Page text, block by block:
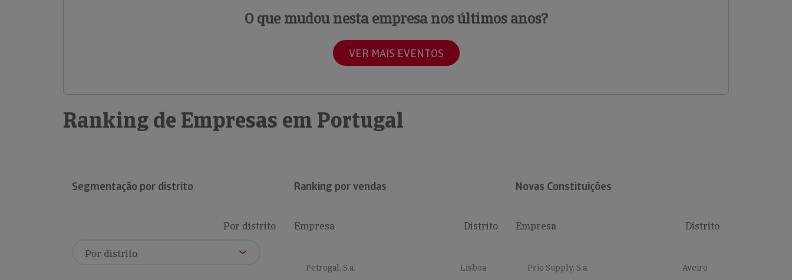
O que mudou nesta empresa nos últimos anos?
VER MAIS EVENTOS
Ranking de Empresas em Portugal
Segmentação por distrito
Por distrito
Ranking por vendas
Empresa Distrito
Petrogal, S.a. Lisboa
Novas Constituições
Empresa Distrito
Prio Supply, S.a. Aveiro